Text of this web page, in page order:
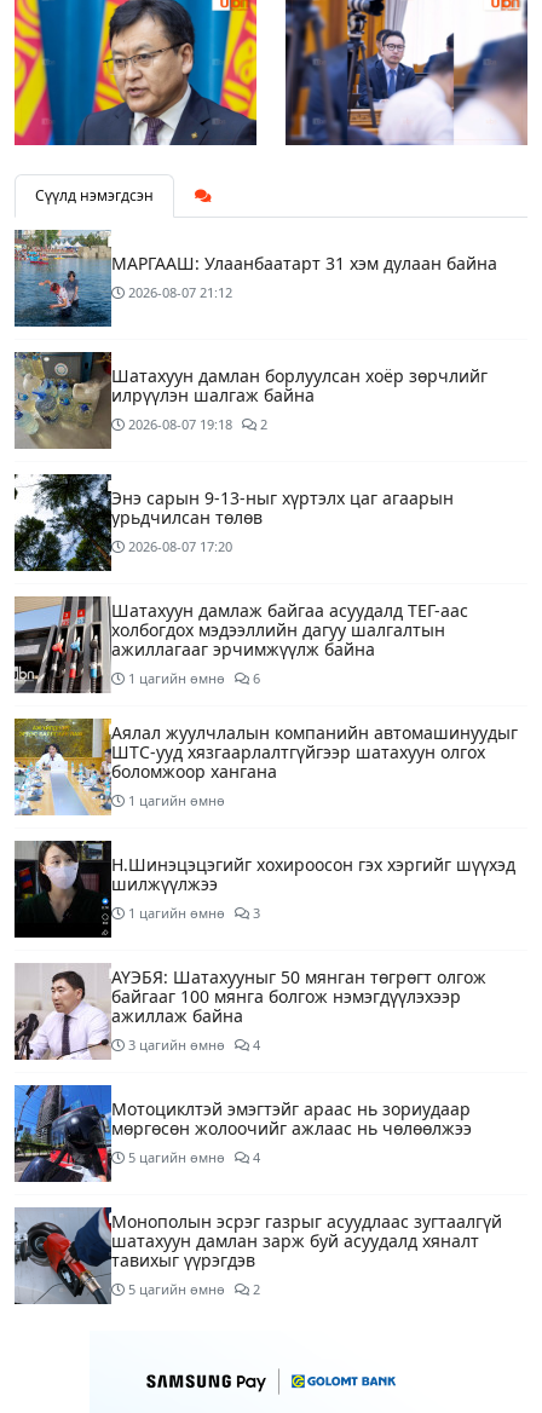
Сүүлд нэмэгдсэн
МАРГААШ: Улаанбаатарт 31 хэм дулаан байна
2026-08-07 21:12
Шатахуун дамлан борлуулсан хоёр зөрчлийг
илрүүлэн шалгаж байна
2026-08-07 19:18 2
Энэ сарын 9-13-ныг хүртэлх цаг агаарын
урьдчилсан төлөв
2026-08-07 17:20
Шатахуун дамлаж байгаа асуудалд ТЕГ-аас
холбогдох мэдээллийн дагуу шалгалтын
ажиллагааг эрчимжүүлж байна
1 цагийн өмнө 6
Аялал жуулчлалын компанийн автомашинуудыг
ШТС-ууд хязгаарлалтгүйгээр шатахуун олгох
боломжоор хангана
1 цагийн өмнө
Н.Шинэцэцэгийг хохироосон гэх хэргийг шүүхэд
шилжүүлжээ
1 цагийн өмнө 3
АҮЭБЯ: Шатахууныг 50 мянган төгрөгт олгож
байгааг 100 мянга болгож нэмэгдүүлэхээр
ажиллаж байна
3 цагийн өмнө 4
Мотоциклтэй эмэгтэйг араас нь зориудаар
мөргөсөн жолоочийг ажлаас нь чөлөөлжээ
5 цагийн өмнө 4
Монополын эсрэг газрыг асуудлаас зугтаалгүй
шатахуун дамлан зарж буй асуудалд хяналт
тавихыг үүрэгдэв
5 цагийн өмнө 2
настай охиныг 7 дахь өдрөө хайж байна